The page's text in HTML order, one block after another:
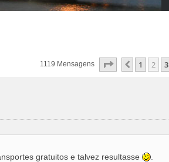
1119 Mensagens Página2 De 75
Anterior
1 2 3
gratuitos e talvez resultasse
.